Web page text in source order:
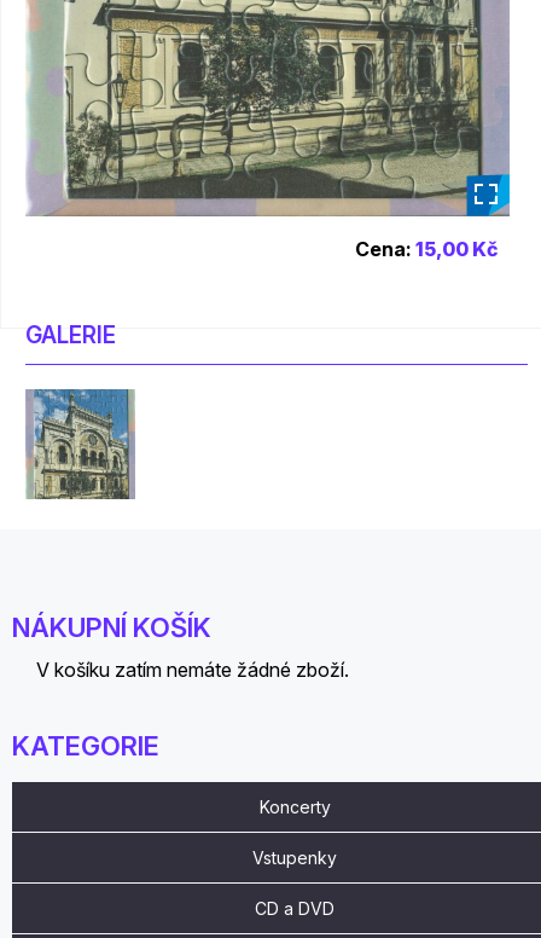
Cena: 15,00 Kč
GALERIE
NÁKUPNÍ KOŠÍK
V košíku zatím nemáte žádné zboží.
KATEGORIE
Koncerty
Vstupenky
CD a DVD